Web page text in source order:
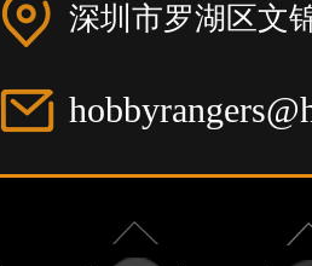
深圳市罗湖区文